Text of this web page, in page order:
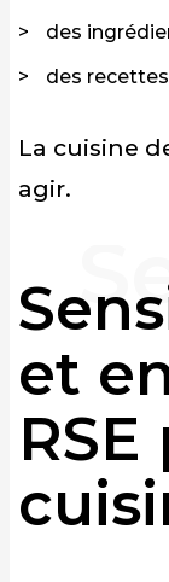
des
des
La cuisine
agir.
et
RSE